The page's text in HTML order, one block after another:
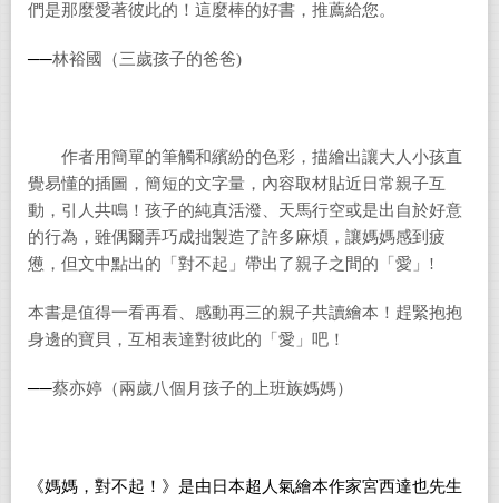
們是那麼愛著彼此的！這麼棒的好書，推薦給您。
──林裕國（三歲孩子的爸爸)
作者用簡單的筆觸和繽紛的色彩，描繪出讓大人小孩直
覺易懂的插圖，簡短的文字量，內容取材貼近日常親子互
動，引人共鳴！孩子的純真活潑、天馬行空或是出自於好意
的行為，雖偶爾弄巧成拙製造了許多麻煩，讓媽媽感到疲
憊，但文中點出的「對不起」帶出了親子之間的「愛」!
本書是值得一看再看、感動再三的親子共讀繪本！趕緊抱抱
身邊的寶貝，互相表達對彼此的「愛」吧！
──蔡亦婷（兩歲八個月孩子的上班族媽媽）
《媽媽，對不起！》是由日本超人氣繪本作家宮西達也先生